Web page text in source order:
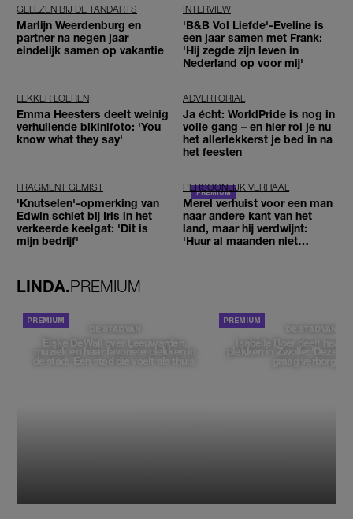
GELEZEN BIJ DE TANDARTS
Marlijn Weerdenburg en
partner na negen jaar
eindelijk samen op vakantie
INTERVIEW
'B&B Vol Liefde'-Eveline is
een jaar samen met Frank:
'Hij zegde zijn leven in
Nederland op voor mij'
LEKKER LOEREN
Emma Heesters deelt weinig
verhullende bikinifoto: 'You
know what they say'
ADVERTORIAL
Ja écht: WorldPride is nog in
volle gang – en hier rol je nu
het allerlekkerst je bed in na
het feesten
FRAGMENT GEMIST
'Knutselen'-opmerking van
Edwin schiet bij Iris in het
verkeerde keelgat: 'Dit is
mijn bedrijf'
PERSOONLIJK VERHAAL
Merel verhuist voor een man
naar andere kant van het
land, maar hij verdwijnt:
'Huur al maanden niet
LINDA.PREMIUM
DE STAD VAN
Elske DeWall over Leeuwarden,
muziek en haar favoriete plekken in
de stad: 'Een stad die voelt als thuis'
DE STAD VAN
Isabelle Boer deelt haar
plekken in Zwolle: 'Deze
graag verborgen'